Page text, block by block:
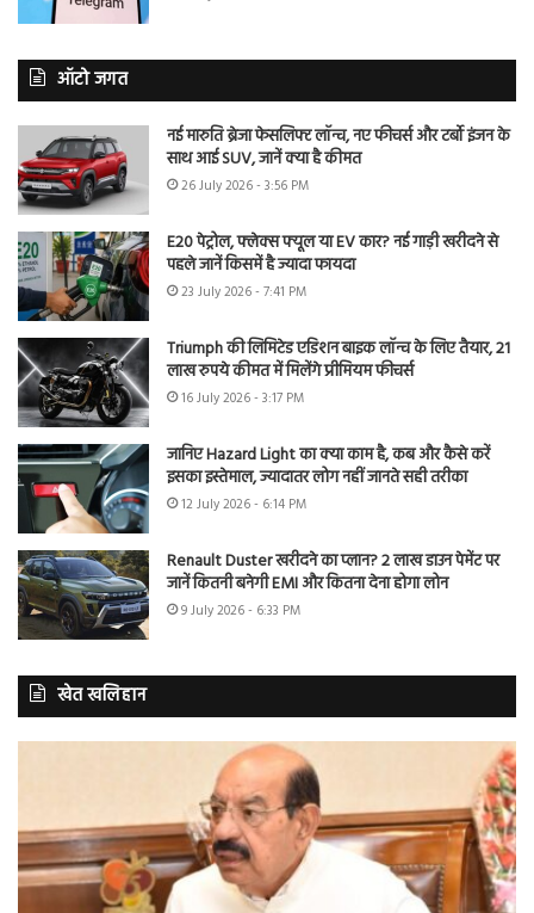
ऑटो जगत
नई मारुति ब्रेजा फेसलिफ्ट लॉन्च, नए फीचर्स और टर्बो इंजन के
साथ आई SUV, जानें क्या है कीमत
26 July 2026 - 3:56 PM
E20 पेट्रोल, फ्लेक्स फ्यूल या EV कार? नई गाड़ी खरीदने से
पहले जानें किसमें है ज्यादा फायदा
23 July 2026 - 7:41 PM
Triumph की लिमिटेड एडिशन बाइक लॉन्च के लिए तैयार, 21
लाख रुपये कीमत में मिलेंगे प्रीमियम फीचर्स
16 July 2026 - 3:17 PM
जानिए Hazard Light का क्या काम है, कब और कैसे करें
इसका इस्तेमाल, ज्यादातर लोग नहीं जानते सही तरीका
12 July 2026 - 6:14 PM
Renault Duster खरीदने का प्लान? 2 लाख डाउन पेमेंट पर
जानें कितनी बनेगी EMI और कितना देना होगा लोन
9 July 2026 - 6:33 PM
खेत खलिहान